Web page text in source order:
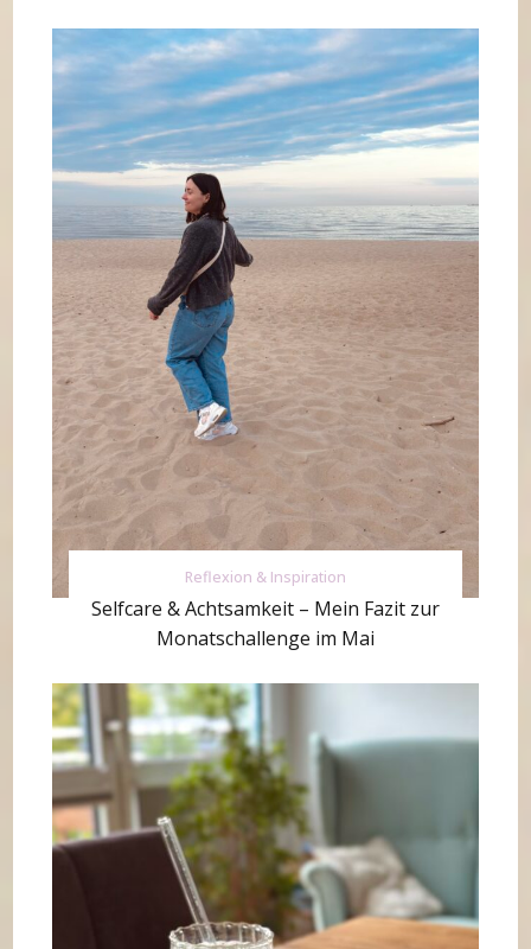
Reflexion & Inspiration
Selfcare & Achtsamkeit – Mein Fazit zur
Monatschallenge im Mai